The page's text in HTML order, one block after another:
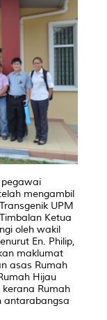
pegawai
mengambil
UPM
Ketua
oleh wakil
En. Philip,
maklumat
asas Rumah
Hijau
Rumah
antarabangsa